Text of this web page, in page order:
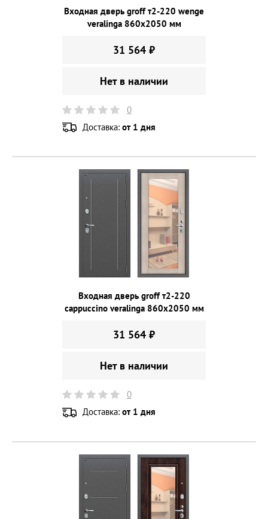
Входная дверь groff т2-220 wenge
veralinga 860х2050 мм
31 564 ₽
Нет в наличии
0
Доставка: от 1 дня
Входная дверь groff т2-220
cappuccino veralinga 860х2050 мм
31 564 ₽
Нет в наличии
0
Доставка: от 1 дня